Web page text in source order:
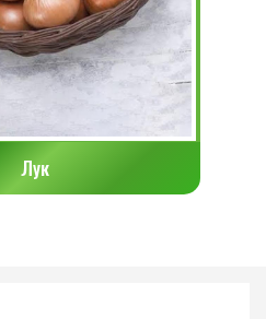
Лук